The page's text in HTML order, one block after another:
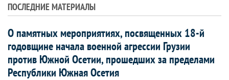
ПОСЛЕДНИЕ МАТЕРИАЛЫ
О памятных мероприятиях, посвященных 18-й
годовщине начала военной агрессии Грузии
против Южной Осетии, прошедших за пределами
Республики Южная Осетия